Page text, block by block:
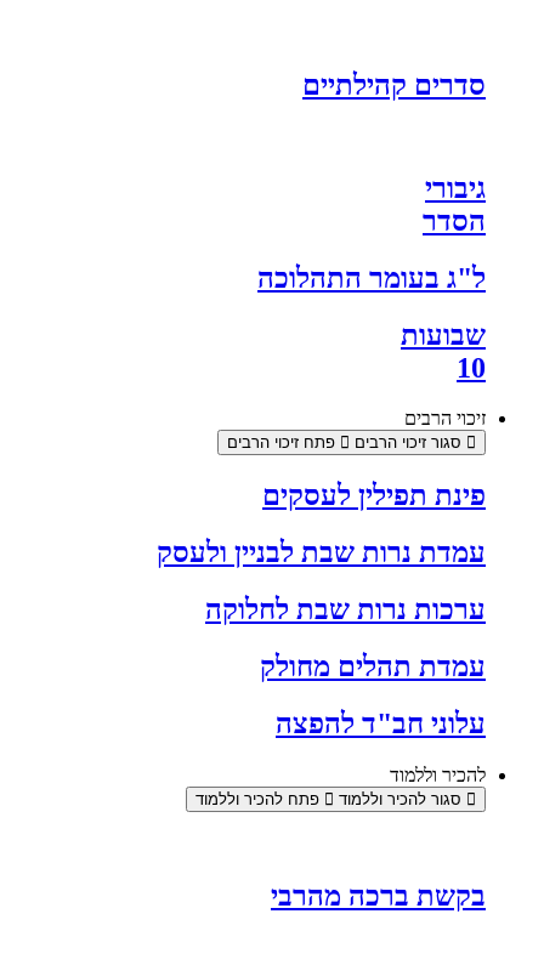
סדרים קהילתיים
גיבורי
הסדר
ל"ג בעומר התהלוכה
שבועות
10
זיכוי הרבים
סגור זיכוי הרבים פתח זיכוי הרבים
פינת תפילין לעסקים
עמדת נרות שבת לבניין ולעסק
ערכות נרות שבת לחלוקה
עמדת תהלים מחולק
עלוני חב"ד להפצה
להכיר וללמוד
סגור להכיר וללמוד פתח להכיר וללמוד
בקשת ברכה מהרבי